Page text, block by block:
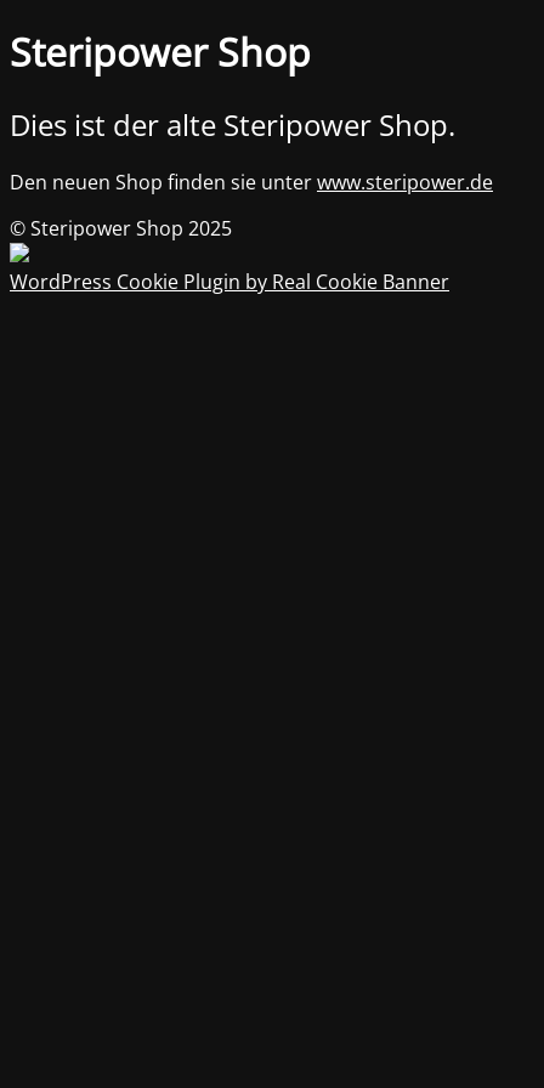
Steripower Shop
Dies ist der alte Steripower Shop.
Den neuen Shop finden sie unterwww.steripower.de
© Steripower Shop 2025
WordPress Cookie Plugin by Real Cookie Banner